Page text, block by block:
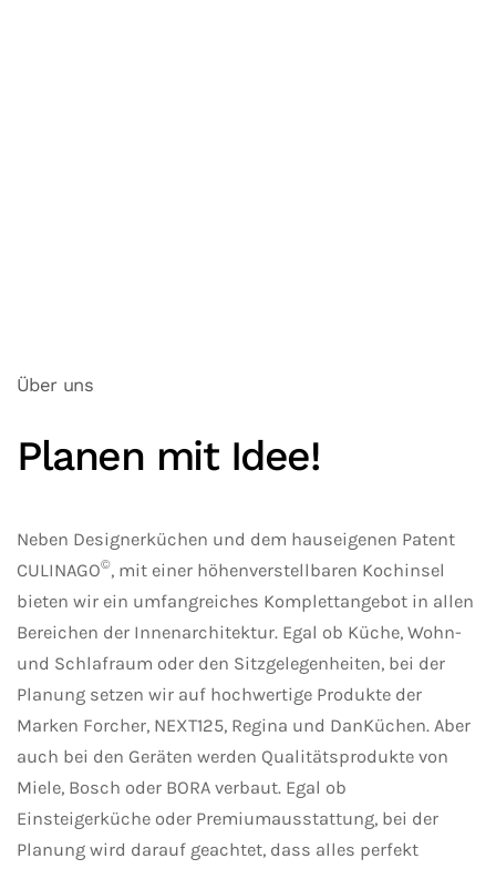
Über uns
Planen mit Idee!
Neben Designerküchen und dem hauseigenen Patent
CULINAGO©, mit einer höhenverstellbaren Kochinsel
bieten wir ein umfangreiches Komplettangebot in allen
Bereichen der Innenarchitektur. Egal ob Küche, Wohn-
und Schlafraum oder den Sitzgelegenheiten, bei der
Planung setzen wir auf hochwertige Produkte der
Marken Forcher, NEXT125, Regina und DanKüchen. Aber
auch bei den Geräten werden Qualitätsprodukte von
Miele, Bosch oder BORA verbaut. Egal ob
Einsteigerküche oder Premiumausstattung, bei der
Planung wird darauf geachtet, dass alles perfekt